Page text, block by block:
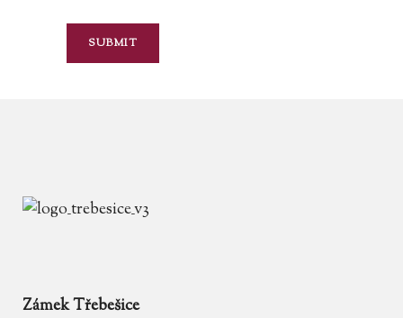
Zámek Třebešice